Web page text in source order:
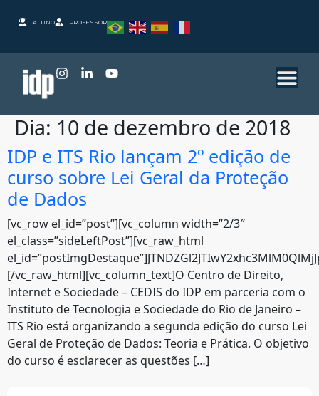
ALUNO PROFESSOR
Dia: 10 de dezembro de 2018
IDP e ITS Rio lançam 2º edição de
curso sobre Lei Geral da Proteção
de Dados
[vc_row el_id=”post”][vc_column width=”2/3″
el_class=”sideLeftPost”][vc_raw_html
[/vc_raw_html][vc_column_text]O Centro de Direito,
Internet e Sociedade – CEDIS do IDP em parceria com o
Instituto de Tecnologia e Sociedade do Rio de Janeiro –
ITS Rio está organizando a segunda edição do curso Lei
Geral de Proteção de Dados: Teoria e Prática. O objetivo
do curso é esclarecer as questões […]